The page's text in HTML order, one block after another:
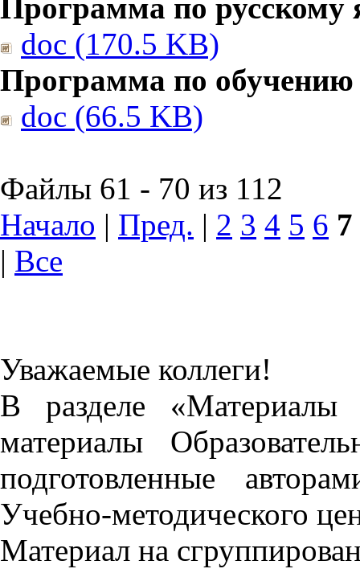
Программа по русскому
doc (170.5 KB)
Программа по обучению
doc (66.5 KB)
Файлы 61 - 70 из 112
Начало | Пред. | 2 3 4 5 6 7
| Все
Уважаемые коллеги!
В разделе «Материалы
материалы
подготовленные
Учебно-методического
Материал на